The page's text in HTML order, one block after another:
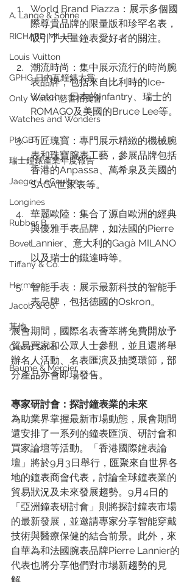
A. Lange & Söhne
RICHARD MILLE
Louis Vuitton
GPHG 日內瓦鐘錶大賞
Only Watch 慈善拍賣會
Watches and Wonders
PIAGET
瑞士鐘錶產業年度報告
Jaeger-LeCoultre
Longines
Rubber B
Bovet
Tiffany & Co.
Hermès
Jacob & Co.
其他
Grand Seiko
Baume & Mercier
World Brand Piazza：展示多個國
際尊貴品牌的限量版和珍罕名表，
吸引了大量鐘表愛好者的關注。
潮流時尚：集中展示流行的時尚腕
表品牌，包括來自比利時的Ice-
Watch、日本的Infantry、瑞士的
ROMAGO及美國的Bruce Lee等。
巧匠瑰寶：專門展示精緻的機械腕
表和珠寶腕表工藝，參展品牌包括
香港的Anpassa、萬希泉及美國的
SAGA世家表等。
華麗歐陸：集合了源自歐洲的經典
與優雅手表品牌，如法國的Pierre
Lannier、意大利的Gagà MILANO
以及瑞士的鐵達時等。
智能手表：展示最新科技的智能手
表品牌，包括德國的Oskron。
展會期間，國際名表薈萃將免費開放予
貿易買家和公眾人士參觀，並且還將舉
辦名人活動、名表匯演及抽獎環節，部
分產品亦會即場發售。
專家研討會：探討鐘表業的未來
為助業界掌握最新市場動態，展會期間
還安排了一系列的鐘表匯演、研討會和
買家論壇等活動。「香港國際鐘表論
壇」將於9月3日舉行，匯聚來自世界各
地的鐘表商會代表，討論全球鐘表業的
貿易狀況及未來發展趨勢。9月4日的
「亞洲鐘表研討會」則將探討鐘表市場
的最新發展，並邀請專家分享智能穿戴
技術與醫療保健的結合前景。此外，來
自華為和法國腕表品牌Pierre Lannier的
代表也將分享他們對市場新趨勢的見